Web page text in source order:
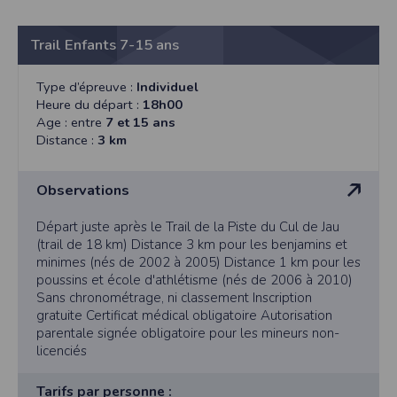
Trail Enfants 7-15 ans
Type d’épreuve : Individuel
Heure du départ : 18h00
Age : entre 7 et 15 ans
Distance : 3 km
Observations
Départ juste après le Trail de la Piste du Cul de Jau
(trail de 18 km) Distance 3 km pour les benjamins et
minimes (nés de 2002 à 2005) Distance 1 km pour les
poussins et école d'athlétisme (nés de 2006 à 2010)
Sans chronométrage, ni classement Inscription
gratuite Certificat médical obligatoire Autorisation
parentale signée obligatoire pour les mineurs non-
licenciés
Tarifs par personne :
concernent.
Vous pouvez accèder aux informations vous concernant
.Vous pouvez également, pour des motifs légitimes, vous opposer au traitement
Conditions générales d'utilisation de
POLITIQUE DE CONFIDENTIALITÉ DE L'APPLICATION TIMEPULSE
Informations sur la localisation
Nous collectons et traitons les informations de localisation lorsque vous vous
inscrivez et utilisez les services. Conformément à notre politique de
confidentialité, nous ne suivons pas la localisation de votre appareil lorsque
vous n'utilisez pas l'application, mais afin de fournir des services de
synchronisation de base, il est nécessaire de suivre la localisation de votre
appareil lorsque vous utilisez l'application. Si vous souhaitez mettre fin au suivi
de la localisation de votre appareil, vous pouvez le faire à tout moment en
ajustant les paramètres de votre appareil.
Cette application nécessite des autorisations pour l'appareil photo si